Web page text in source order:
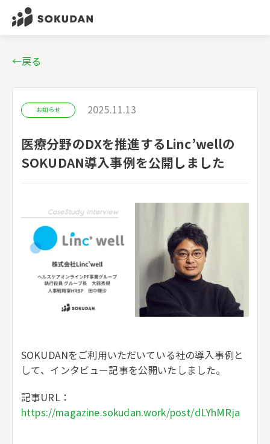
←戻る
お知らせ 2025.11.13
医療分野のDXを推進するLinc’wellの
SOKUDAN導入事例を公開しました
SOKUDANをご利用いただいている社の導入事例と
して、インタビュー記事を公開いたしました。
記事URL：
https://magazine.sokudan.work/post/dLYhMRja